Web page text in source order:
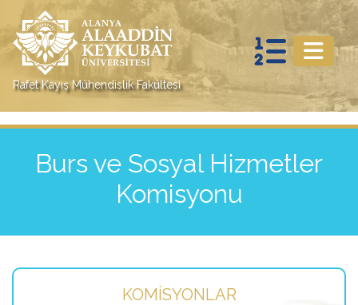
Rafet Kayış Mühendislik Fakültesi
Burs ve Sosyal Hizmetler
Komisyonu
KOMISYONLAR